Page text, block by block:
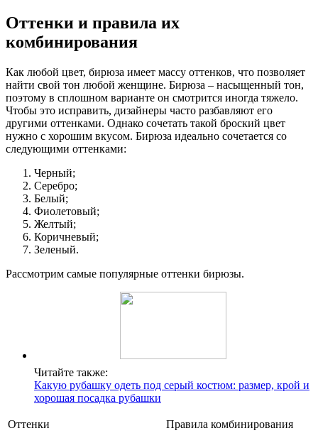
Оттенки и правила их
комбинирования
Как любой цвет, бирюза имеет массу оттенков, что позволяет
найти свой тон любой женщине. Бирюза – насыщенный тон,
поэтому в сплошном варианте он смотрится иногда тяжело.
Чтобы это исправить, дизайнеры часто разбавляют его
другими оттенками. Однако сочетать такой броский цвет
нужно с хорошим вкусом. Бирюза идеально сочетается со
следующими оттенками:
Черный;
Серебро;
Белый;
Фиолетовый;
Желтый;
Коричневый;
Зеленый.
Рассмотрим самые популярные оттенки бирюзы.
Читайте также:
Какую рубашку одеть под серый костюм: размер, крой и
хорошая посадка рубашки
Оттенки Правила комбинирования